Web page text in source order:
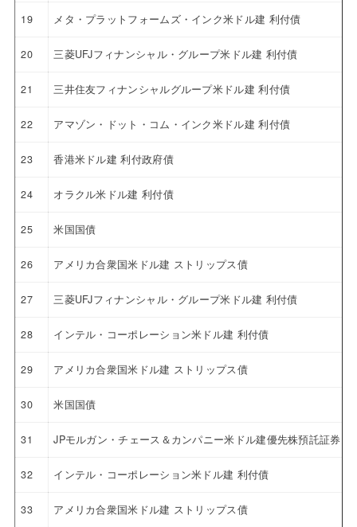
19 メタ・プラットフォームズ・インク米ドル建 利付債
20 三菱UFJフィナンシャル・グループ米ドル建 利付債
21 三井住友フィナンシャルグループ米ドル建 利付債
22 アマゾン・ドット・コム・インク米ドル建 利付債
23 香港米ドル建 利付政府債
24 オラクル米ドル建 利付債
25 米国国債
26 アメリカ合衆国米ドル建 ストリップス債
27 三菱UFJフィナンシャル・グループ米ドル建 利付債
28 インテル・コーポレーション米ドル建 利付債
29 アメリカ合衆国米ドル建 ストリップス債
30 米国国債
31 JPモルガン・チェース＆カンパニー米ドル建優先株預託証券
32 インテル・コーポレーション米ドル建 利付債
33 アメリカ合衆国米ドル建 ストリップス債